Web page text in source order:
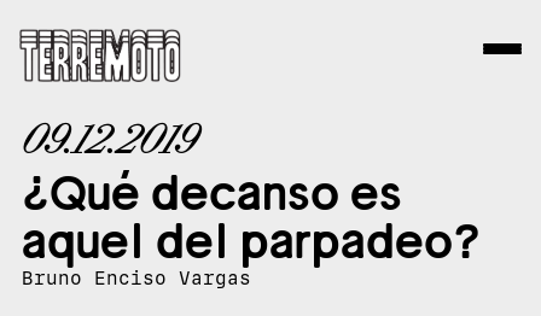
09.12.2019
¿Qué decanso es
aquel del parpadeo?
Bruno Enciso Vargas